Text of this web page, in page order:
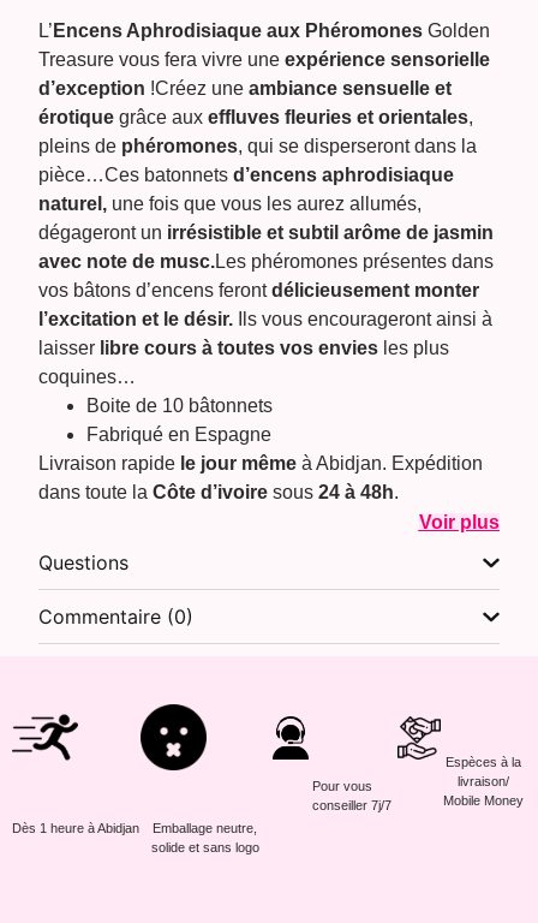
L’ Encens Aphrodisiaque aux PhéromonesGolden
Treasure vous fera vivre uneexpérience sensorielle
d’exception !Créez une ambiance sensuelle et
érotique grâce auxeffluves fleuries et orientales,
pleins de phéromones, qui se disperseront dans la
pièce…Ces batonnetsd’encens aphrodisiaque
naturel, une fois que vous les aurez allumés,
dégageront un irrésistible et subtil arôme de jasmin
avec note de musc.Les phéromones présentes dans
vos bâtons d’encens ferontdélicieusement monter
l’excitation et le désir.
Ils vous encourageront ainsi à
laisser libre cours à toutes vos envies les plus
coquines…
Boite de 10 bâtonnets
Fabriqué en Espagne
Livraison rapide le jour même à Abidjan. Expédition
dans toute laCôte d’ivoire sous24 à 48h.
Voir plus
Questions
Commentaire (0)
Dès 1 heure à Abidjan
Emballage neutre,
solide et sans logo
Pour vous
conseiller 7j/7
Espèces à la
livraison/
Mobile Money